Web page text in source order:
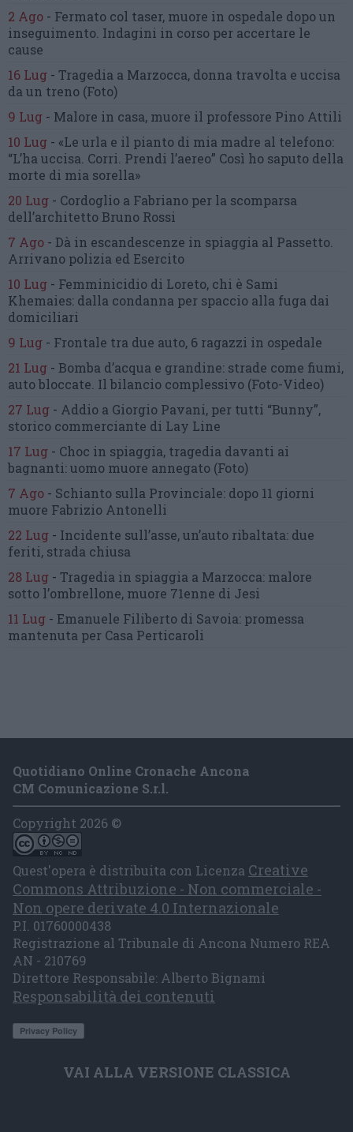
2 Ago - Fermato col taser, muore in ospedale dopo un
inseguimento. Indagini in corso per accertare le
cause
16 Lug - Tragedia a Marzocca, donna travolta e uccisa
da un treno (Foto)
9 Lug - Malore in casa, muore il professore Pino Attili
10 Lug - «Le urla e il pianto di mia madre al telefono:
“L’ha uccisa. Corri. Prendi l’aereo” Così ho saputo della
morte di mia sorella»
20 Lug - Cordoglio a Fabriano per la scomparsa
dell’architetto Bruno Rossi
7 Ago - Dà in escandescenze in spiaggia al Passetto.
Arrivano polizia ed Esercito
10 Lug - Femminicidio di Loreto, chi è Sami
Khemaies: dalla condanna per spaccio alla fuga dai
domiciliari
9 Lug - Frontale tra due auto, 6 ragazzi in ospedale
21 Lug - Bomba d’acqua e grandine: strade come fiumi,
auto bloccate. Il bilancio complessivo (Foto-Video)
27 Lug - Addio a Giorgio Pavani, per tutti “Bunny”,
storico commerciante di Lay Line
17 Lug - Choc in spiaggia, tragedia davanti ai
bagnanti:uomo muore annegato (Foto)
7 Ago - Schianto sulla Provinciale: dopo 11 giorni
muore Fabrizio Antonelli
22 Lug - Incidente sull’asse, un’auto ribaltata: due
feriti, strada chiusa
28 Lug - Tragedia in spiaggia a Marzocca: malore
sotto l’ombrellone, muore 71enne di Jesi
11 Lug - Emanuele Filiberto di Savoia: promessa
mantenuta per Casa Perticaroli
Quotidiano Online Cronache Ancona
CM Comunicazione S.r.l.
Copyright 2026 ©
Quest'opera è distribuita con Licenza Creative
Commons Attribuzione - Non commerciale -
Non opere derivate 4.0 Internazionale
P.I. 01760000438
Registrazione al Tribunale di Ancona Numero REA
AN - 210769
Direttore Responsabile: Alberto Bignami
Responsabilità dei contenuti
VAI ALLA VERSIONE CLASSICA